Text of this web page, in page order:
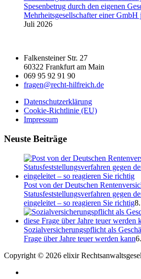
Spesenbetrug durch den eigenen
Mehrheitsgesellschafter einer GmbH
Juli 2026
Falkensteiner Str. 27
60322 Frankfurt am Main
069 95 92 91 90
fragen@recht-hilfreich.de
Datenschutzerklärung
Cookie-Richtlinie (EU)
Impressum
Neuste Beiträge
Post von der Deutschen
Statusfeststellungsverfahren gegen
eingeleitet – so reagieren Sie richtig
Sozialversicherungspflicht als
Frage über Jahre teuer werden kann
Copyright © 2026 elixir